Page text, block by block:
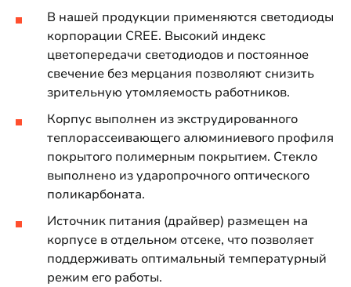
В нашей продукции применяются светодиоды
корпорации CREE. Высокий индекс
цветопередачи светодиодов и постоянное
свечение без мерцания позволяют снизить
зрительную утомляемость работников.
Корпус выполнен из экструдированного
теплорассеивающего алюминиевого профиля
покрытого полимерным покрытием. Стекло
выполнено из ударопрочного оптического
поликарбоната.
Источник питания (драйвер) размещен на
корпусе в отдельном отсеке, что позволяет
поддерживать оптимальный температурный
режим его работы.